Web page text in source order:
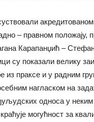
– правном
Карапанџић –
су показали велику
из праксе и у радним
нагласком на
односа у неким
могућност за